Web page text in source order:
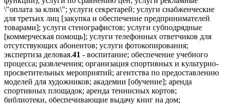
\"оплата за клик\"; услуги секретарей; услуги снабженческие
для третьих лиц [закупка и обеспечение предпринимателей
товарами]; услуги стенографистов; услуги субподрядные
[коммерческая помощь]; услуги телефонных ответчиков для
отсутствующих абонентов; услуги фотокопирования;
экспертиза деловая.41 - воспитание; обеспечение учебного
процесса; развлечения; организация спортивных и культурно-
просветительных мероприятий; агентства по предоставлению
моделей для художников; академии [обучение]; аренда
спортивных площадок; аренда теннисных кортов;
библиотеки, обеспечивающие выдачу книг на дом;